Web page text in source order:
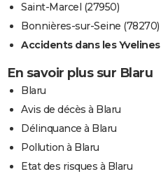
Saint-Marcel (27950)
Bonnières-sur-Seine (78270)
Accidents dans les Yvelines
En savoir plus sur Blaru
Blaru
Avis de décès à Blaru
Délinquance à Blaru
Pollution à Blaru
Etat des risques à Blaru